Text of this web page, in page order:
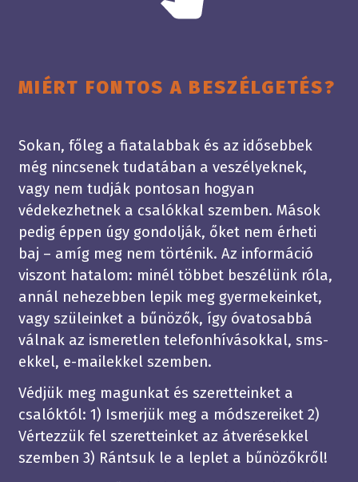
MIÉRT FONTOS A BESZÉLGETÉS?
Sokan, főleg a fiatalabbak és az idősebbek
még nincsenek tudatában a veszélyeknek,
vagy nem tudják pontosan hogyan
védekezhetnek a csalókkal szemben. Mások
pedig éppen úgy gondolják, őket nem érheti
baj – amíg meg nem történik. Az információ
viszont hatalom: minél többet beszélünk róla,
annál nehezebben lepik meg gyermekeinket,
vagy szüleinket a bűnözők, így óvatosabbá
válnak az ismeretlen telefonhívásokkal, sms-
ekkel, e-mailekkel szemben.
Védjük meg magunkat és szeretteinket a
csalóktól: 1) Ismerjük meg a módszereiket 2)
Vértezzük fel szeretteinket az átverésekkel
szemben 3) Rántsuk le a leplet a bűnözőkről!